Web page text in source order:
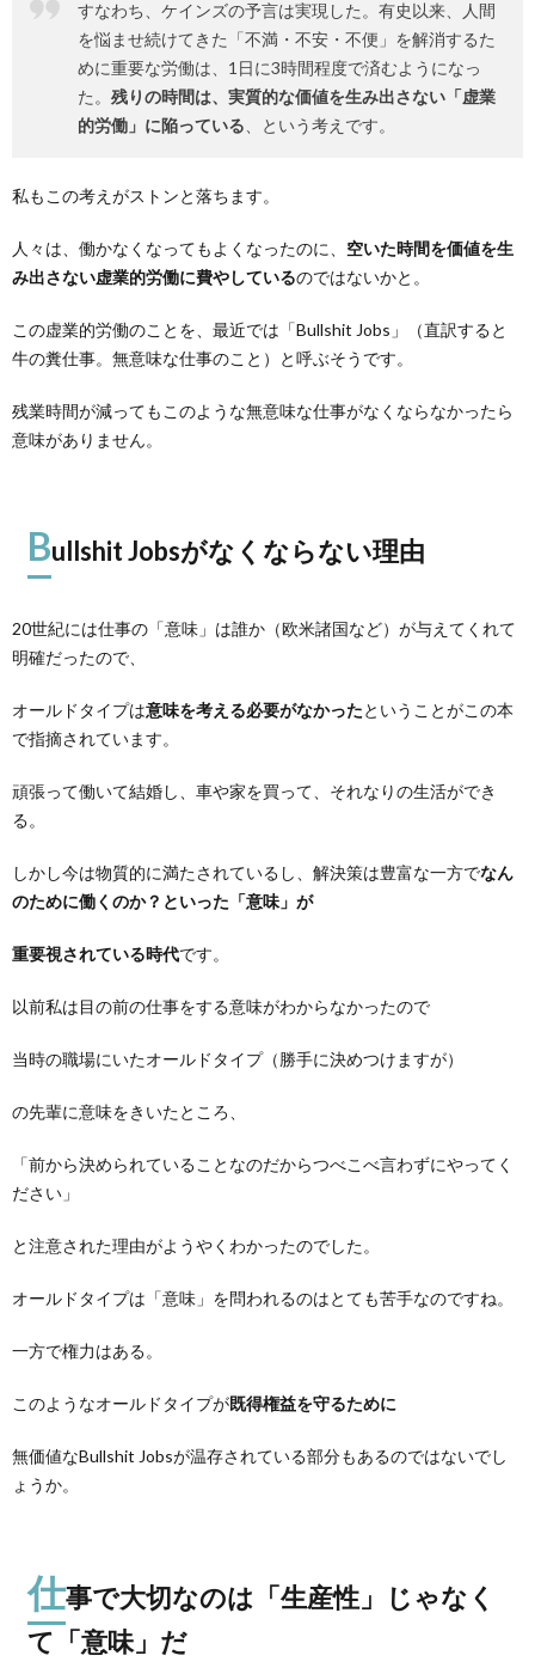
すなわち、ケインズの予言は実現した。有史以来、人間
を悩ませ続けてきた「不満・不安・不便」を解消するた
めに重要な労働は、1日に3時間程度で済むようになっ
た。 残りの時間は、実質的な価値を生み出さない「虚業
的労働」に陥っている 、という考えです。
私もこの考えがストンと落ちます。
人々は、働かなくなってもよくなったのに、 空いた時間を価値を生
み出さない虚業的労働に費やしているのではないかと。
この虚業的労働のことを、最近では「Bullshit Jobs」（直訳すると
牛の糞仕事。無意味な仕事のこと）と呼ぶそうです。
残業時間が減ってもこのような無意味な仕事がなくならなかったら
意味がありません。
Bullshit Jobsがなくならない理由
20世紀には仕事の「意味」は誰か（欧米諸国など）が与えてくれて
明確だったので、
オールドタイプは意味を考える必要がなかったということがこの本
で指摘されています。
頑張って働いて結婚し、車や家を買って、それなりの生活ができ
る。
しかし今は物質的に満たされているし、解決策は豊富な一方でなん
のために働くのか？といった「意味」が
重要視されている時代です。
以前私は目の前の仕事をする意味がわからなかったので
当時の職場にいたオールドタイプ（勝手に決めつけますが）
の先輩に意味をきいたところ、
「前から決められていることなのだからつべこべ言わずにやってく
ださい」
と注意された理由がようやくわかったのでした。
オールドタイプは「意味」を問われるのはとても苦手なのですね。
一方で権力はある。
このようなオールドタイプが既得権益を守るために
無価値なBullshit Jobsが温存されている部分もあるのではないでし
ょうか。
仕事で大切なのは「生産性」じゃなく
て「意味」だ